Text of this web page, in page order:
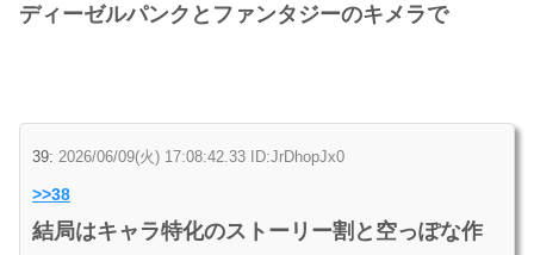
ディーゼルパンクとファンタジーのキメラで
39: 2026/06/09(火) 17:08:42.33 ID:JrDhopJx0
>>38
結局はキャラ特化のストーリー割と空っぽな作